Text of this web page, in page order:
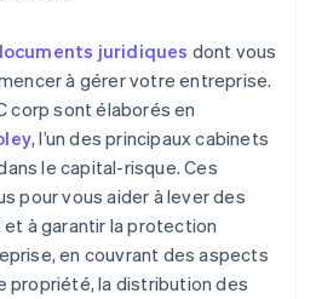
juridiques dont vous
à gérer votre entreprise.
corp sont élaborés en
, l’un des principaux cabinets
le capital-risque. Ces
pour vous aider à lever des
à garantir la protection
en couvrant des aspects
propriété, la distribution des